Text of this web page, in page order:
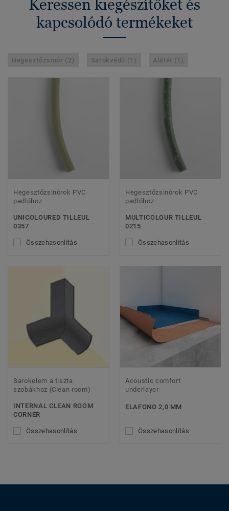
Keressen kiegészítőket és
kapcsolódó termékeket
Hegesztőzsinór (2) Sarokvédő (1) Alátét (1)
Hegesztőzsinórok PVC
padlóhoz
UNICOLOURED TILLEUL
0357
Összehasonlítás
Hegesztőzsinórok PVC
padlóhoz
MULTICOLOUR TILLEUL
0215
Összehasonlítás
Sarokelem a tiszta
szobákhoz (Clean room)
INTERNAL CLEAN ROOM
CORNER
Összehasonlítás
Acoustic comfort
underlayer
ELAFONO 2,0 MM
Összehasonlítás